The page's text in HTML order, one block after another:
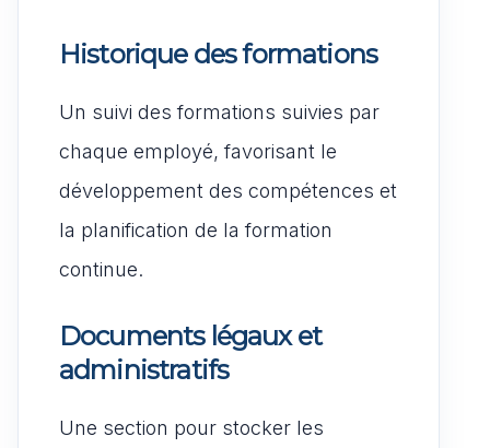
Historique des formations
Un suivi des formations suivies par
chaque employé, favorisant le
développement des compétences et
la planification de la formation
continue.
Documents légaux et
administratifs
Une section pour stocker les